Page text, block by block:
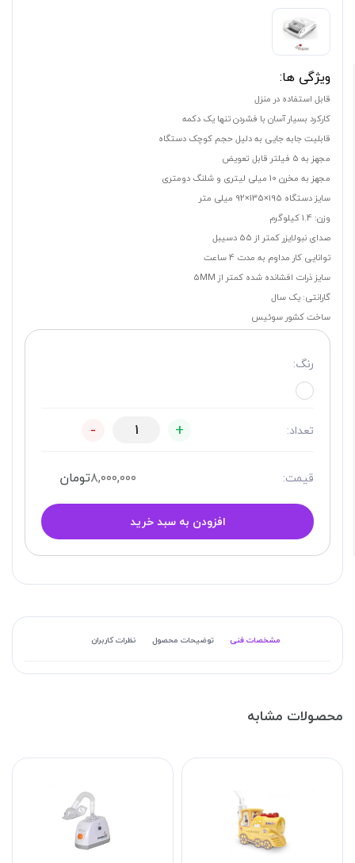
ویژگی‌ ها:
قابل استفاده در منزل
کارکرد بسیار آسان با فشردن تنها یک دکمه
قابلیت جابه جایی به دلیل حجم کوچک دستگاه
مجهز به 5 فیلتر قابل تعویض
مجهز به مخرن 10 میلی لیتری و شلنگ دومتری
سایز دستگاه 195×135×92 میلی متر
وزن: 1.4 کیلوگرم
صدای نبولایزر کمتر از 55 دسیبل
توانایی کار مداوم به مدت 4 ساعت
سایز ذرات افشانده شده کمتر از 5MM
گارانتی: یک سال
ساخت کشور سوئیس
رنگ:
تعداد: +
-
قیمت: ۸,۰۰۰,۰۰۰تومان
افزودن به سبد خرید
مشخصات فنی توضیحات محصول نظرات کاربران
محصولات مشابه